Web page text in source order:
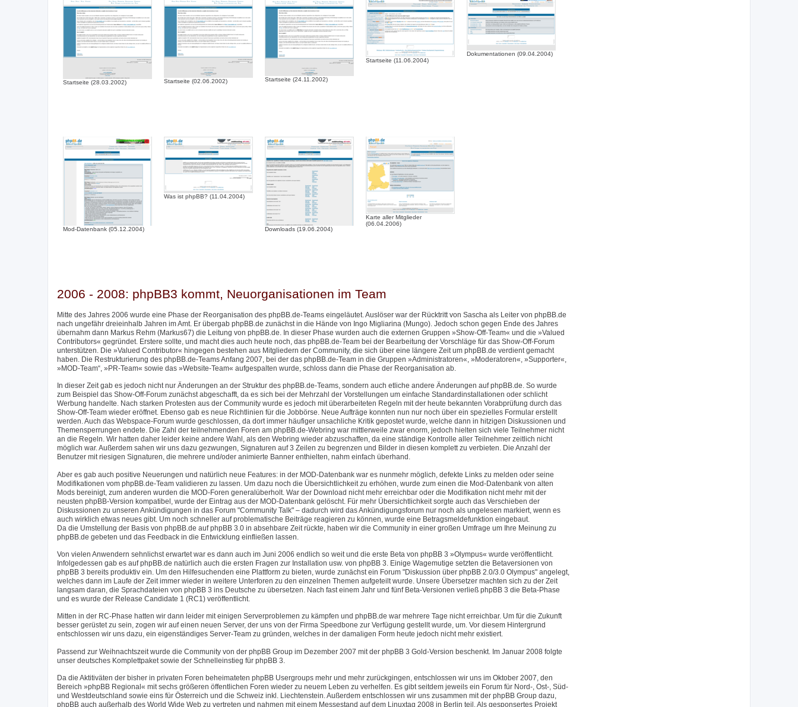
Startseite (28.03.2002) Startseite (02.06.2002) Startseite (24.11.2002)
Startseite (11.06.2004)
Dokumentationen (09.04.2004)
Mod-Datenbank (05.12.2004)
Was ist phpBB? (11.04.2004)
Downloads (19.06.2004)
Karte aller Mitglieder
(06.04.2006)
2006 - 2008: phpBB3 kommt, Neuorganisationen im Team
Mitte des Jahres 2006 wurde eine Phase der Reorganisation des phpBB.de-Teams eingeläutet. Auslöser war der Rücktritt von Sascha als Leiter von phpBB.de
nach ungefähr dreieinhalb Jahren im Amt. Er übergab phpBB.de zunächst in die Hände von Ingo Migliarina (Mungo). Jedoch schon gegen Ende des Jahres
übernahm dann Markus Rehm (Markus67) die Leitung von phpBB.de. In dieser Phase wurden auch die externen Gruppen »Show-Off-Team« und die »Valued
Contributors« gegründet. Erstere sollte, und macht dies auch heute noch, das phpBB.de-Team bei der Bearbeitung der Vorschläge für das Show-Off-Forum
unterstützen. Die »Valued Contributor« hingegen bestehen aus Mitgliedern der Community, die sich über eine längere Zeit um phpBB.de verdient gemacht
haben. Die Restrukturierung des phpBB.de-Teams Anfang 2007, bei der das phpBB.de-Team in die Gruppen »Administratoren«, »Moderatoren«, »Supporter«,
»MOD-Team“, »PR-Team« sowie das »Website-Team« aufgespalten wurde, schloss dann die Phase der Reorganisation ab.
In dieser Zeit gab es jedoch nicht nur Änderungen an der Struktur des phpBB.de-Teams, sondern auch etliche andere Änderungen auf phpBB.de. So wurde
zum Beispiel das Show-Off-Forum zunächst abgeschafft, da es sich bei der Mehrzahl der Vorstellungen um einfache Standardinstallationen oder schlicht
Werbung handelte. Nach starken Protesten aus der Community wurde es jedoch mit überarbeiteten Regeln mit der heute bekannten Vorabprüfung durch das
Show-Off-Team wieder eröffnet. Ebenso gab es neue Richtlinien für die Jobbörse. Neue Aufträge konnten nun nur noch über ein spezielles Formular erstellt
werden. Auch das Webspace-Forum wurde geschlossen, da dort immer häufiger unsachliche Kritik gepostet wurde, welche dann in hitzigen Diskussionen und
Themensperrungen endete. Die Zahl der teilnehmenden Foren am phpBB.de-Webring war mittlerweile zwar enorm, jedoch hielten sich viele Teilnehmer nicht
an die Regeln. Wir hatten daher leider keine andere Wahl, als den Webring wieder abzuschaffen, da eine ständige Kontrolle aller Teilnehmer zeitlich nicht
möglich war. Außerdem sahen wir uns dazu gezwungen, Signaturen auf 3 Zeilen zu begrenzen und Bilder in diesen komplett zu verbieten. Die Anzahl der
Benutzer mit riesigen Signaturen, die mehrere und/oder animierte Banner enthielten, nahm einfach überhand.
Aber es gab auch positive Neuerungen und natürlich neue Features: in der MOD-Datenbank war es nunmehr möglich, defekte Links zu melden oder seine
Modifikationen vom phpBB.de-Team validieren zu lassen. Um dazu noch die Übersichtlichkeit zu erhöhen, wurde zum einen die Mod-Datenbank von alten
Mods bereinigt, zum anderen wurden die MOD-Foren generalüberholt. War der Download nicht mehr erreichbar oder die Modifikation nicht mehr mit der
neusten phpBB-Version kompatibel, wurde der Eintrag aus der MOD-Datenbank gelöscht. Für mehr Übersichtlichkeit sorgte auch das Verschieben der
Diskussionen zu unseren Ankündigungen in das Forum "Community Talk" – dadurch wird das Ankündigungsforum nur noch als ungelesen markiert, wenn es
auch wirklich etwas neues gibt. Um noch schneller auf problematische Beiträge reagieren zu können, wurde eine Betragsmeldefunktion eingebaut.
Da die Umstellung der Basis von phpBB.de auf phpBB 3.0 in absehbare Zeit rückte, haben wir die Community in einer großen Umfrage um Ihre Meinung zu
phpBB.de gebeten und das Feedback in die Entwicklung einfließen lassen.
Von vielen Anwendern sehnlichst erwartet war es dann auch im Juni 2006 endlich so weit und die erste Beta von phpBB 3 »Olympus« wurde veröffentlicht.
Infolgedessen gab es auf phpBB.de natürlich auch die ersten Fragen zur Installation usw. von phpBB 3. Einige Wagemutige setzten die Betaversionen von
phpBB 3 bereits produktiv ein. Um den Hilfesuchenden eine Plattform zu bieten, wurde zunächst ein Forum "Diskussion über phpBB 2.0/3.0 Olympus" angelegt,
welches dann im Laufe der Zeit immer wieder in weitere Unterforen zu den einzelnen Themen aufgeteilt wurde. Unsere Übersetzer machten sich zu der Zeit
langsam daran, die Sprachdateien von phpBB 3 ins Deutsche zu übersetzen. Nach fast einem Jahr und fünf Beta-Versionen verließ phpBB 3 die Beta-Phase
und es wurde der Release Candidate 1 (RC1) veröffentlicht.
Mitten in der RC-Phase hatten wir dann leider mit einigen Serverproblemen zu kämpfen und phpBB.de war mehrere Tage nicht erreichbar. Um für die Zukunft
besser gerüstet zu sein, zogen wir auf einen neuen Server, der uns von der Firma Speedbone zur Verfügung gestellt wurde, um. Vor diesem Hintergrund
entschlossen wir uns dazu, ein eigenständiges Server-Team zu gründen, welches in der damaligen Form heute jedoch nicht mehr existiert.
Passend zur Weihnachtszeit wurde die Community von der phpBB Group im Dezember 2007 mit der phpBB 3 Gold-Version beschenkt. Im Januar 2008 folgte
unser deutsches Komplettpaket sowie der Schnelleinstieg für phpBB 3.
Da die Aktitiväten der bisher in privaten Foren beheimateten phpBB Usergroups mehr und mehr zurückgingen, entschlossen wir uns im Oktober 2007, den
Bereich »phpBB Regional« mit sechs größeren öffentlichen Foren wieder zu neuem Leben zu verhelfen. Es gibt seitdem jeweils ein Forum für Nord-, Ost-, Süd-
und Westdeutschland sowie eins für Österreich und die Schweiz inkl. Liechtenstein. Außerdem entschlossen wir uns zusammen mit der phpBB Group dazu,
phpBB auch außerhalb des World Wide Web zu vertreten und nahmen mit einem Messestand auf dem Linuxtag 2008 in Berlin teil. Als gesponsertes Projekt